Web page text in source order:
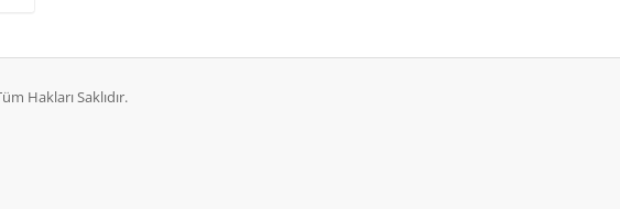
Hakları Saklıdır.